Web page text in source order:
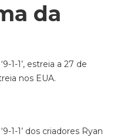
da
1-1’, estreia a 27 de
nos EUA.
1-1’ dos criadores Ryan